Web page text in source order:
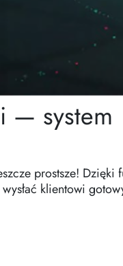
— system
prostsze! Dzięki
klientowi